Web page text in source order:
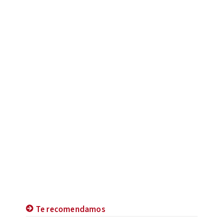
Te recomendamos